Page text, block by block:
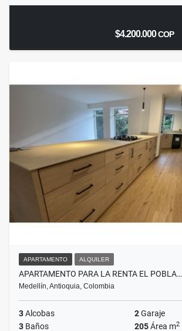
$4.200.000COP
APARTAMENTO ALQUILER
APARTAMENTO PARA LA RENTA EL POBLA…
Medellín, Antioquia, Colombia
3Alcobas 2Garaje
3 Baños 205Área m2